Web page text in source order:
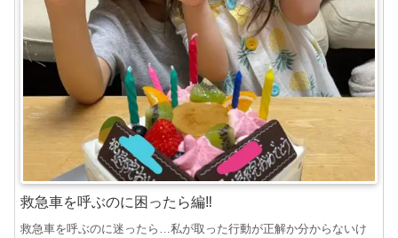
救急車を呼ぶのに困ったら編‼︎
救急車を呼ぶのに迷ったら…私が取った行動が正解か分からないけ